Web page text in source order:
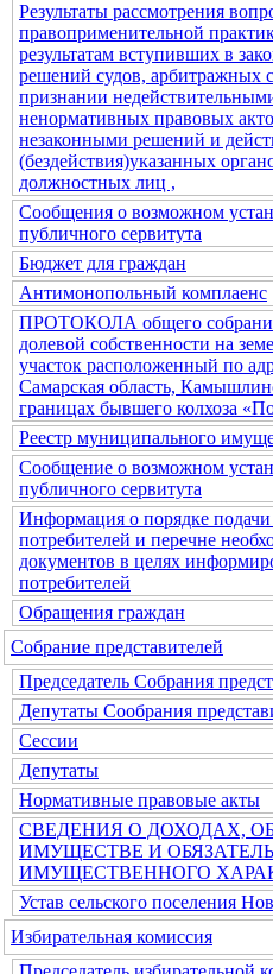
Результаты рассмотрения
правоприменительной
результатам вступивших в
решений судов, арбитражных
признании
ненормативных правовых
незаконными решений и
(бездействия)указанных
должностных лиц ,
Сообщения о возможном
публичного сервитута
Бюджет для граждан
Антимонопольный комплаенс
ПРОТОКОЛА общего
долевой собственности на
участок расположенный по
Самарская область,
границах бывшего колхоза
Реестр муниципального
Сообщение о возможном
публичного сервитута
Информация о порядке
потребителей и перечне
документов в целях
потребителей
Обращения граждан
Собрание представителей
Председатель Собрания
Депутаты Сообрания
Сессии
Депутаты
Нормативные правовые акты
СВЕДЕНИЯ О ДОХОДАХ,
ИМУЩЕСТВЕ И
ИМУЩЕСТВЕННОГО
Устав сельского поселения
Избирательная комиссия